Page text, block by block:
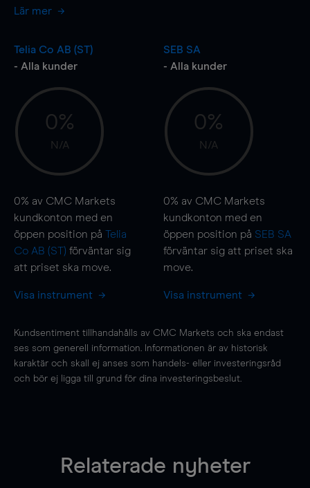
Lär mer
Telia Co AB (ST)
- Alla kunder
0%
N/A
0% av CMC Markets
kundkonton med en
öppen position på Telia
Co AB (ST) förväntar sig
att priset ska move.
Visa instrument
SEB SA
- Alla kunder
0%
N/A
0% av CMC Markets
kundkonton med en
öppen position på SEB SA
förväntar sig att priset ska
move.
Visa instrument
Kundsentiment tillhandahålls av CMC Markets och ska endast
ses som generell information. Informationen är av historisk
karaktär och skall ej anses som handels- eller investeringsråd
och bör ej ligga till grund för dina investeringsbeslut.
Relaterade nyheter